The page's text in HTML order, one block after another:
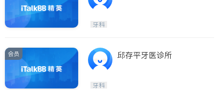
牙科
会员 邱存平牙医诊所
牙科